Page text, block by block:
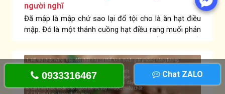
0933316467 Chat ZALO
người nghĩ
Đã mập là mập chứ sao lại đổ tội cho là ăn hạt điều
mập. Đó là một thánh cuồng hạt điều rang muối phản